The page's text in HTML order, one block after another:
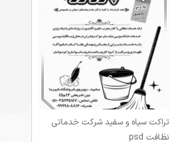
تراکت سیاه و سفید شرکت خدماتی
نظافت psd